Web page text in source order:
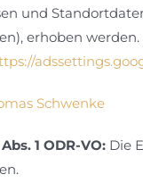
und
erhoben
Schwenke
1 ODR-VO: Die